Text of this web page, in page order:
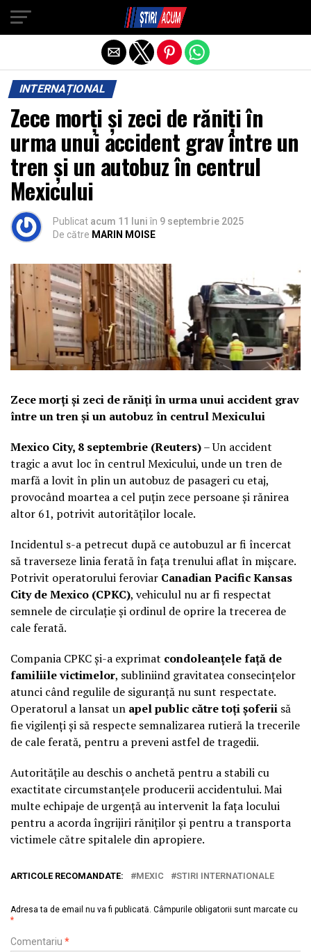
INTERNAȚIONAL
Zece morți și zeci de răniți în
urma unui accident grav între un
tren și un autobuz în centrul
Mexicului
Publicat acum 11 luni în 9 septembrie 2025
De către MARIN MOISE
Zece morți și zeci de răniți în urma unui accident grav
între un tren și un autobuz în centrul Mexicului
Mexico City, 8 septembrie (Reuters)– Un accident
tragic a avut loc în centrul Mexicului, unde un tren de
marfă a lovit în plin un autobuz de pasageri cu etaj,
provocând moartea a cel puțin zece persoane și rănirea
altor 61, potrivit autorităților locale.
Incidentul s-a petrecut după ce autobuzul ar fi încercat
să traverseze linia ferată în fața trenului aflat în mișcare.
Potrivit operatorului feroviar Canadian Pacific Kansas
City de Mexico (CPKC), vehiculul nu ar fi respectat
semnele de circulație și ordinul de oprire la trecerea de
cale ferată.
Compania CPKC și-a exprimat condoleanțele față de
familiile victimelor, subliniind gravitatea consecințelor
atunci când regulile de siguranță nu sunt respectate.
Operatorul a lansat un apel public către toți șoferii să
fie vigilenți și să respecte semnalizarea rutieră la trecerile
de cale ferată, pentru a preveni astfel de tragedii.
Autoritățile au deschis o anchetă pentru a stabili cu
exactitate circumstanțele producerii accidentului. Mai
multe echipaje de urgență au intervenit la fața locului
pentru a acorda îngrijiri răniților și pentru a transporta
victimele către spitalele din apropiere.
ARTICOLE RECOMANDATE: MEXIC STIRI INTERNATIONALE
Adresa ta de email nu va fi publicată. Câmpurile obligatorii sunt marcate cu
*
Comentariu *
Exit mobile version